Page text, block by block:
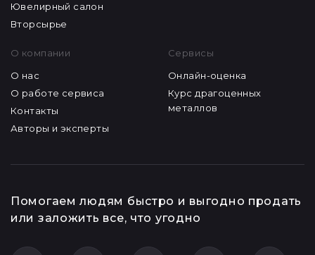
Ювелирный салон
Вторсырье
О компании
О нас
О работе сервиса
Контакты
Авторы и эксперты
Сервисы
Онлайн-оценка
Курс драгоценных
металлов
Помогаем людям быстро и выгодно продать
или заложить все, что угодно